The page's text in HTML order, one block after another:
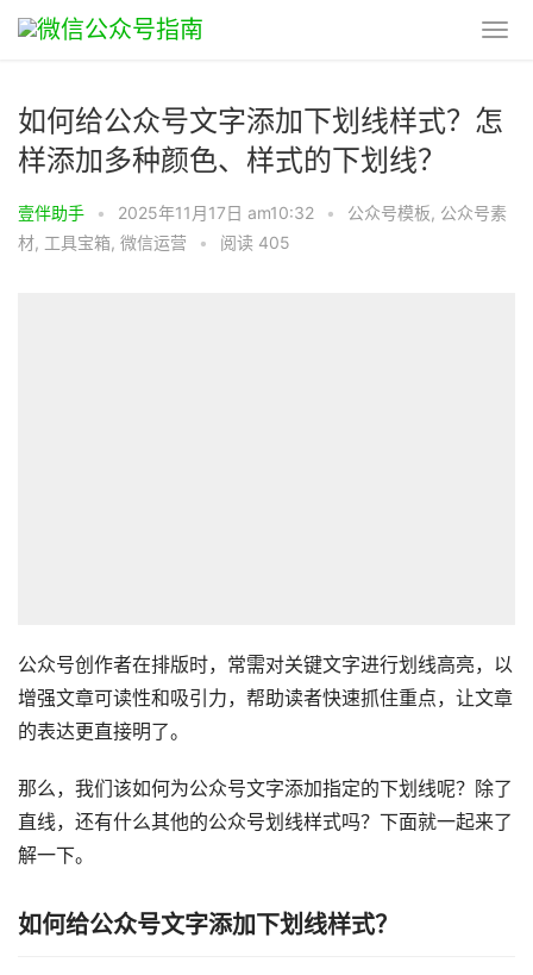
如何给公众号文字添加下划线样式？怎
样添加多种颜色、样式的下划线？
壹伴助手 • 2025年11月17日 am10:32 • 公众号模板, 公众号素
材, 工具宝箱, 微信运营 • 阅读 405
公众号创作者在排版时，常需对关键文字进行划线高亮，以
增强文章可读性和吸引力，帮助读者快速抓住重点，让文章
的表达更直接明了。
那么，我们该如何为公众号文字添加指定的下划线呢？除了
直线，还有什么其他的公众号划线样式吗？下面就一起来了
解一下。
如何给公众号文字添加下划线样式？